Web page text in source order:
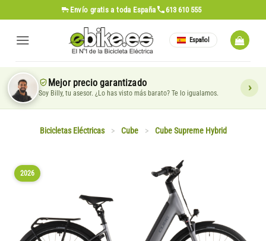
al
contenido
Envío gratis a toda España 613 610 555
Español
Mejor precio garantizado
Soy Billy, tu asesor. ¿Lo has visto más barato? Te lo igualamos.
Bicicletas Eléctricas > Cube > Cube Supreme Hybrid
2026